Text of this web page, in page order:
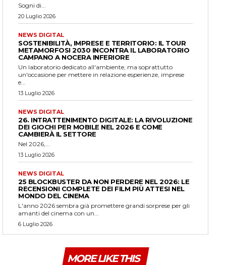
Sogni di...
20 Luglio 2026
NEWS DIGITAL
SOSTENIBILITÀ, IMPRESE E TERRITORIO: IL TOUR
METAMORFOSI 2030 INCONTRA IL LABORATORIO
CAMPANO A NOCERA INFERIORE
Un laboratorio dedicato all'ambiente, ma soprattutto
un'occasione per mettere in relazione esperienze, imprese
e...
13 Luglio 2026
NEWS DIGITAL
26. INTRATTENIMENTO DIGITALE: LA RIVOLUZIONE
DEI GIOCHI PER MOBILE NEL 2026 E COME
CAMBIERÀ IL SETTORE
Nel 2026,...
13 Luglio 2026
NEWS DIGITAL
25 BLOCKBUSTER DA NON PERDERE NEL 2026: LE
RECENSIONI COMPLETE DEI FILM PIÙ ATTESI NEL
MONDO DEL CINEMA
L'anno 2026 sembra già promettere grandi sorprese per gli
amanti del cinema con un...
6 Luglio 2026
MORE LIKE THIS